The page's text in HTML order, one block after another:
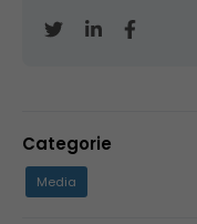
Categorie
Media